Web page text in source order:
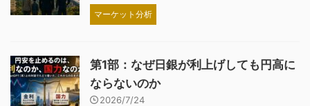
マーケット分析
第1部：なぜ日銀が利上げしても円高に
ならないのか
2026/7/24